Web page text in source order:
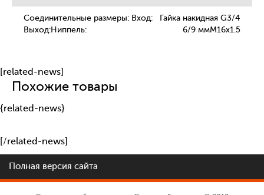
Соединительные размеры: Вход:
Гайка накидная G3/4
Выход:
M16x1.5
Ниппель: 6/9 мм
[related-news]
Похожие товары
{related-news}
[/related-news]
Полная версия сайта